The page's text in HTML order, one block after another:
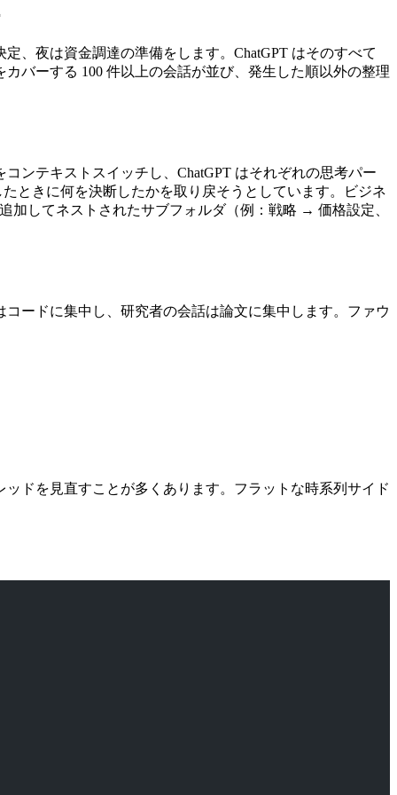
、夜は資金調達の準備をします。ChatGPT はそのすべて
バーする 100 件以上の会話が並び、発生した順以外の整理
ンテキストスイッチし、ChatGPT はそれぞれの思考パー
ときに何を決断したかを取り戻そうとしています。ビジネ
加してネストされたサブフォルダ（例：戦略 → 価格設定、
ードに集中し、研究者の会話は論文に集中します。ファウ
ドを見直すことが多くあります。フラットな時系列サイド